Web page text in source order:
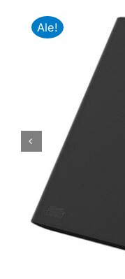
Tarvikkeet
Greidatut kortit
Irtokortit
Rip & Ship
Greidauspalvelu
Ale!